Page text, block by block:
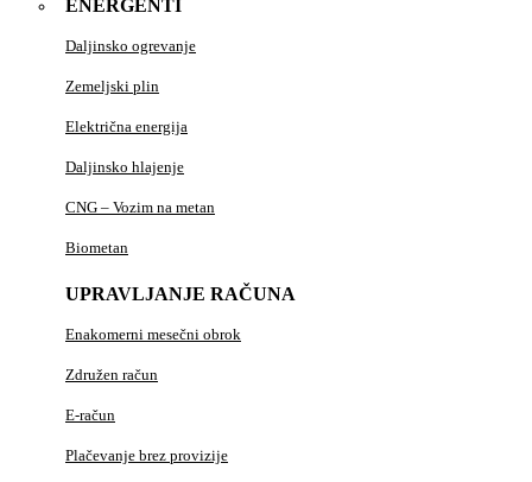
ENERGENTI
Daljinsko ogrevanje
Zemeljski plin
Električna energija
Daljinsko hlajenje
CNG – Vozim na metan
Biometan
UPRAVLJANJE RAČUNA
Enakomerni mesečni obrok
Združen račun
E-račun
Plačevanje brez provizije